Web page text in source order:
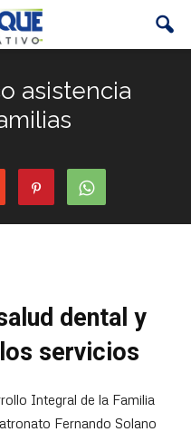
asistencia
dental y
servicios
Integral de la Familia
Fernando Solano